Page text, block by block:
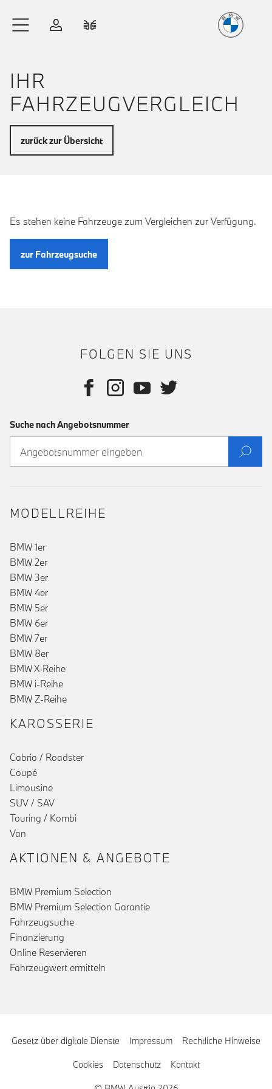
Anmelden
IHR
FAHRZEUGVERGLEICH
zurück zur Übersicht
Es stehen keine Fahrzeuge zum Vergleichen zur Verfügung.
zur Fahrzeugsuche
FOLGEN SIE UNS
Suche nach Angebotsnummer
MODELLREIHE
BMW 1er
BMW 2er
BMW 3er
BMW 4er
BMW 5er
BMW 6er
BMW 7er
BMW 8er
BMW X-Reihe
BMW i-Reihe
BMW Z-Reihe
KAROSSERIE
Cabrio / Roadster
Coupé
Limousine
SUV / SAV
Touring / Kombi
Van
AKTIONEN & ANGEBOTE
BMW Premium Selection
BMW Premium Selection Garantie
Fahrzeugsuche
Finanzierung
Online Reservieren
Fahrzeugwert ermitteln
Gesetz über digitale Dienste Impressum Rechtliche Hinweise
Cookies Datenschutz Kontakt